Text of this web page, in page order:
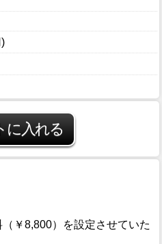
￥8,800）を設定させていた